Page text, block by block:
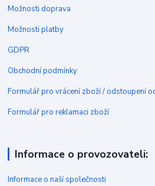
Možnosti doprava
Možnosti platby
GDPR
Obchodní podmínky
Formulář pro vrácení zboží / odstoupení
Formulář pro reklamaci zboží
Informace o provozovateli:
Informace o naší společnosti